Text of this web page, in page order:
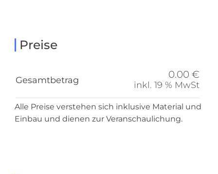
Preise
Gesamtbetrag 0.00 €
inkl. 19 % MwSt
Alle Preise verstehen sich inklusive Material und
Einbau und dienen zur Veranschaulichung.